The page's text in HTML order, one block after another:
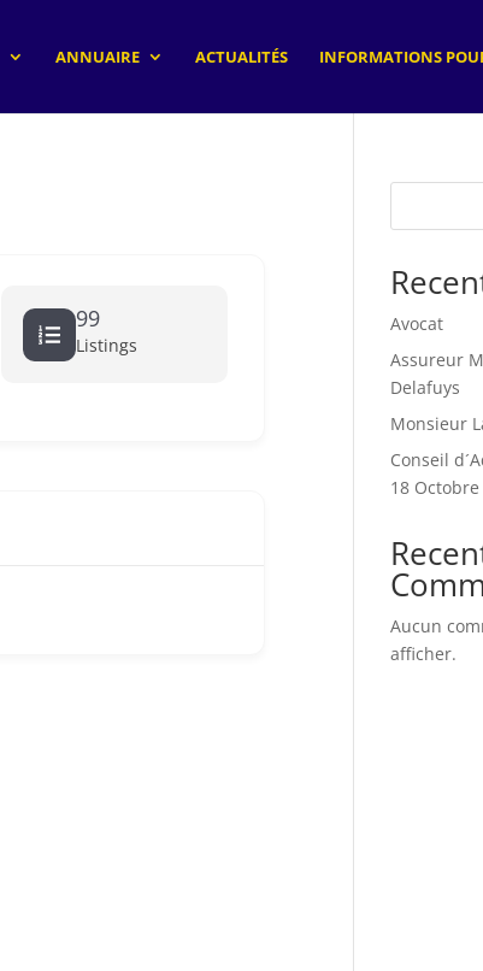
ANNUAIRE ACTUALITÉS INFORMATIONS
99
Listings
Avocat
Assureur
Delafuys
Monsieur
Conseil
18
Aucun
afficher.